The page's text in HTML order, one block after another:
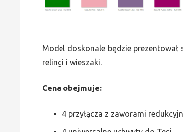
Model doskonale będzie
relingi i wieszaki.
Cena obejmuje:
4 przyłącza z zaworami